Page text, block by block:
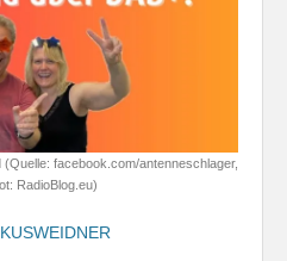
facebook.com/antenneschlager,
RadioBlog.eu)